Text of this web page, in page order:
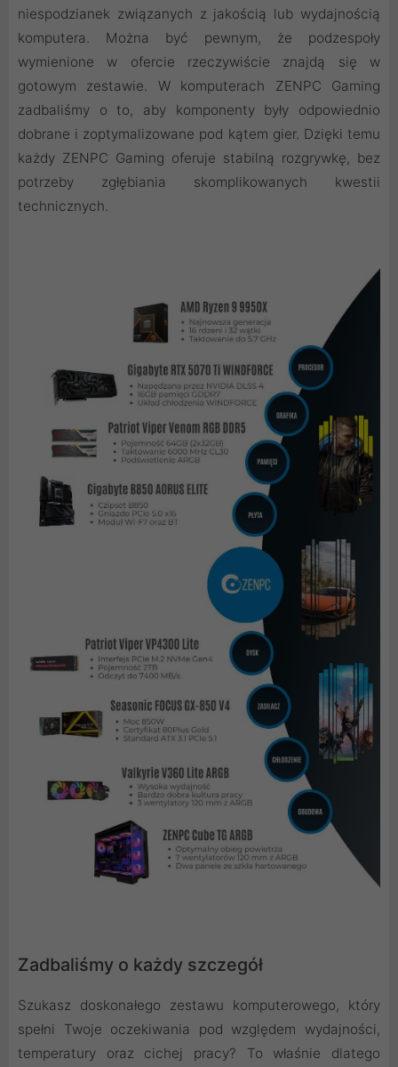
niespodzianek związanych z jakością lub wydajnością
komputera. Można być pewnym, że podzespoły
wymienione w ofercie rzeczywiście znajdą się w
gotowym zestawie. W komputerach ZENPC Gaming
zadbaliśmy o to, aby komponenty były odpowiednio
dobrane i zoptymalizowane pod kątem gier. Dzięki temu
każdy ZENPC Gaming oferuje stabilną rozgrywkę, bez
potrzeby zgłębiania skomplikowanych kwestii
technicznych.
Zadbaliśmy o każdy szczegół
Szukasz doskonałego zestawu komputerowego, który
spełni Twoje oczekiwania pod względem wydajności,
temperatury oraz cichej pracy? To właśnie dlatego